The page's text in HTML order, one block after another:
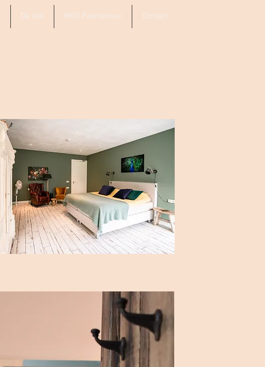
De stal MRD Paardentaxi Contact